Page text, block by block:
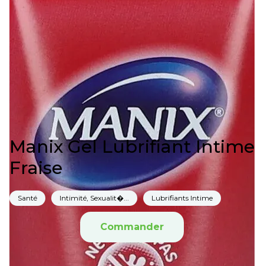
Manix Gel Lubrifiant Intime
Fraise
Santé Intimité, Sexualit�... Lubrifiants Intime
Commander